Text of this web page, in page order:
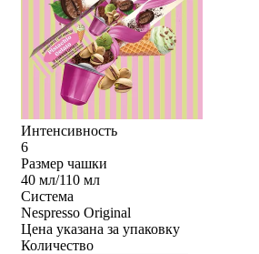
Интенсивность
6
Размер чашки
40 мл/110 мл
Система
Nespresso Original
Цена указана за упаковку
Количество